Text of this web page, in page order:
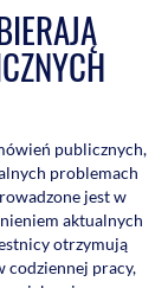
publicznych,
problemach
jest w
aktualnych
otrzymują
codziennej pracy,